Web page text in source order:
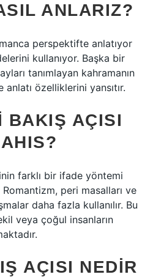
ANLARIZ?
perspektifte anlatıyor
kullanıyor. Başka bir
tanımlayan kahramanın
anlatı özelliklerini yansıtır.
BAKIŞ AÇISI
farklı bir ifade yöntemi
Romantizm, peri masalları ve
daha fazla kullanılır. Bu
veya çoğul insanların
AÇISI NEDIR